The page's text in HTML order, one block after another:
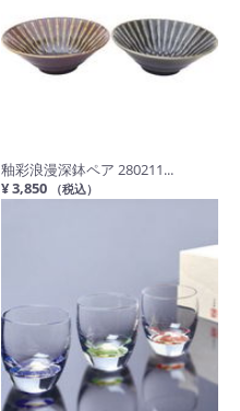
釉彩浪漫深鉢ペア 280211...
¥ 3,850
（税込）